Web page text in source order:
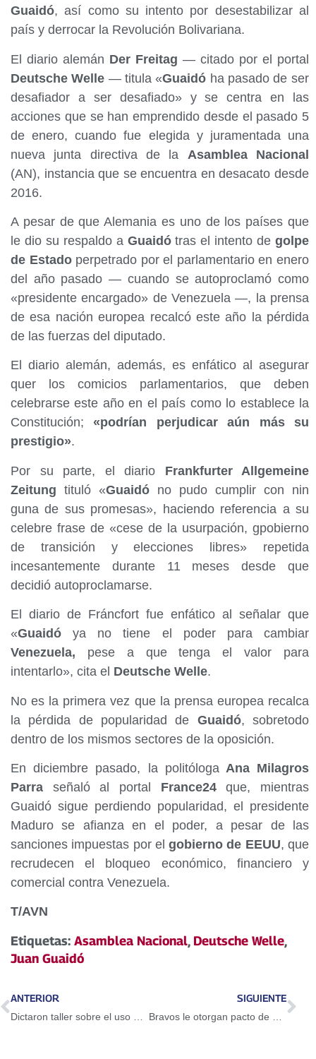
Guaidó, así como su intento por desestabilizar al
país y derrocar la Revolución Bolivariana.
El diario alemán Der Freitag — citado por el portal
Deutsche Welle — titula «Guaidó ha pasado de ser
desafiador a ser desafiado» y se centra en las
acciones que se han emprendido desde el pasado 5
de enero, cuando fue elegida y juramentada una
nueva junta directiva de la Asamblea Nacional
(AN), instancia que se encuentra en desacato desde
2016.
A pesar de que Alemania es uno de los países que
le dio su respaldo a Guaidótras el intento de golpe
de Estadoperpetrado por el parlamentario en enero
del año pasado — cuando se autoproclamó como
«presidente encargado» de Venezuela —, la prensa
de esa nación europea recalcó este año la pérdida
de las fuerzas del diputado.
El diario alemán, además, es enfático al asegurar
quer los comicios parlamentarios, que deben
celebrarse este año en el país como lo establece la
Constitución; «podrían perjudicar aún más su
prestigio».
Por su parte, el diario Frankfurter Allgemeine
Zeitung tituló «Guaidó no pudo cumplir con nin
guna de sus promesas», haciendo referencia a su
celebre frase de «cese de la usurpación, gpobierno
de transición y elecciones libres» repetida
incesantemente durante 11 meses desde que
decidió autoproclamarse.
El diario de Fráncfort fue enfático al señalar que
«Guaidó ya no tiene el poder para cambiar
Venezuela, pese a que tenga el valor para
intentarlo», cita el Deutsche Welle.
No es la primera vez que la prensa europea recalca
la pérdida de popularidad de Guaidó, sobretodo
dentro de los mismos sectores de la oposición.
En diciembre pasado, la politólogaAna Milagros
Parra señaló al portal France24que, mientras
Guaidó sigue perdiendo popularidad, el presidente
Maduro se afianza en el poder, a pesar de las
sanciones impuestas por elgobierno de EEUU, que
recrudecen el bloqueo económico, financiero y
comercial contra Venezuela.
T/AVN
Etiquetas: Asamblea Nacional, Deutsche Welle,
Juan Guaidó
ANTERIOR SIGUIENTE